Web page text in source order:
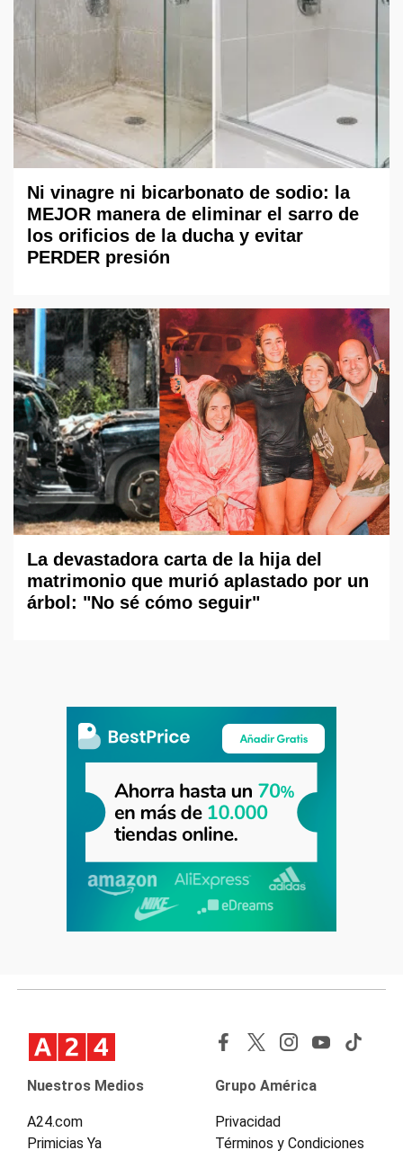
Ni vinagre ni bicarbonato de sodio: la
MEJOR manera de eliminar el sarro de
los orificios de la ducha y evitar
PERDER presión
La devastadora carta de la hija del
matrimonio que murió aplastado por un
árbol: "No sé cómo seguir"
Nuestros Medios
A24.com
Primicias Ya
Grupo América
Privacidad
Términos y Condiciones